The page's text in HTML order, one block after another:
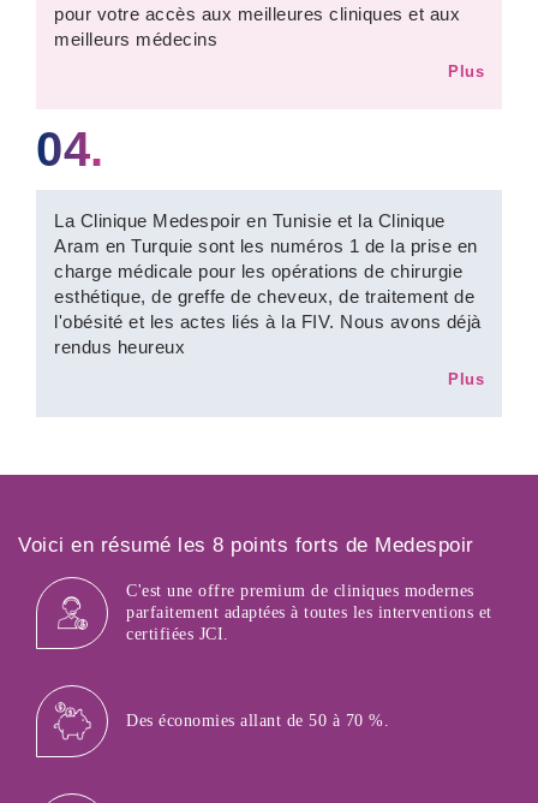
pour votre accès aux meilleures cliniques et aux
meilleurs médecins
Plus
04.
La Clinique Medespoir en Tunisie et la Clinique
Aram en Turquie sont les numéros 1 de la prise en
charge médicale pour les opérations de chirurgie
esthétique, de greffe de cheveux, de traitement de
l'obésité et les actes liés à la FIV. Nous avons déjà
rendus heureux
Plus
Voici en résumé les 8 points forts de Medespoir
C'est une offre premium de cliniques modernes
parfaitement adaptées à toutes les interventions et
certifiées JCI.
Des économies allant de 50 à 70 %.